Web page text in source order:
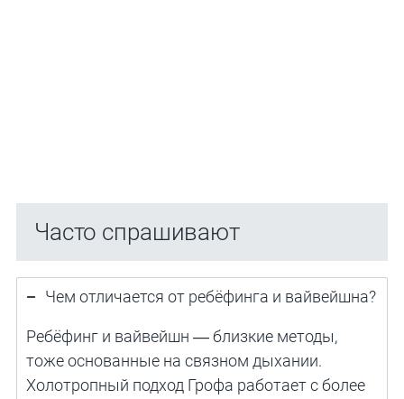
Часто спрашивают
Чем отличается от ребёфинга и вайвейшна?
Ребёфинг и вайвейшн — близкие методы,
тоже основанные на связном дыхании.
Холотропный подход Грофа работает с более